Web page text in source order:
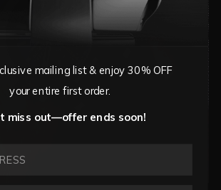
mailing list & enjoy 30% OFF
your entire first order.
miss out—offer ends soon!